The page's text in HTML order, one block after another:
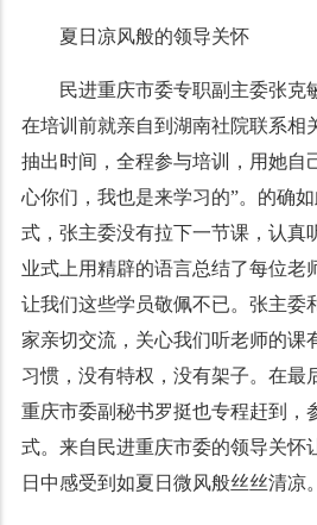
夏日凉风般的领导关怀
民进重庆市委专职副主委张克
在培训前就亲自到湖南社院联系相
抽出时间，全程参与培训，用她自
心你们，我也是来学习的”。的确
式，张主委没有拉下一节课，认真
业式上用精辟的语言总结了每位老
让我们这些学员敬佩不已。张主委
家亲切交流，关心我们听老师的课
习惯，没有特权，没有架子。在最
重庆市委副秘书罗挺也专程赶到，
式。来自民进重庆市委的领导关怀
日中感受到如夏日微风般丝丝清凉。